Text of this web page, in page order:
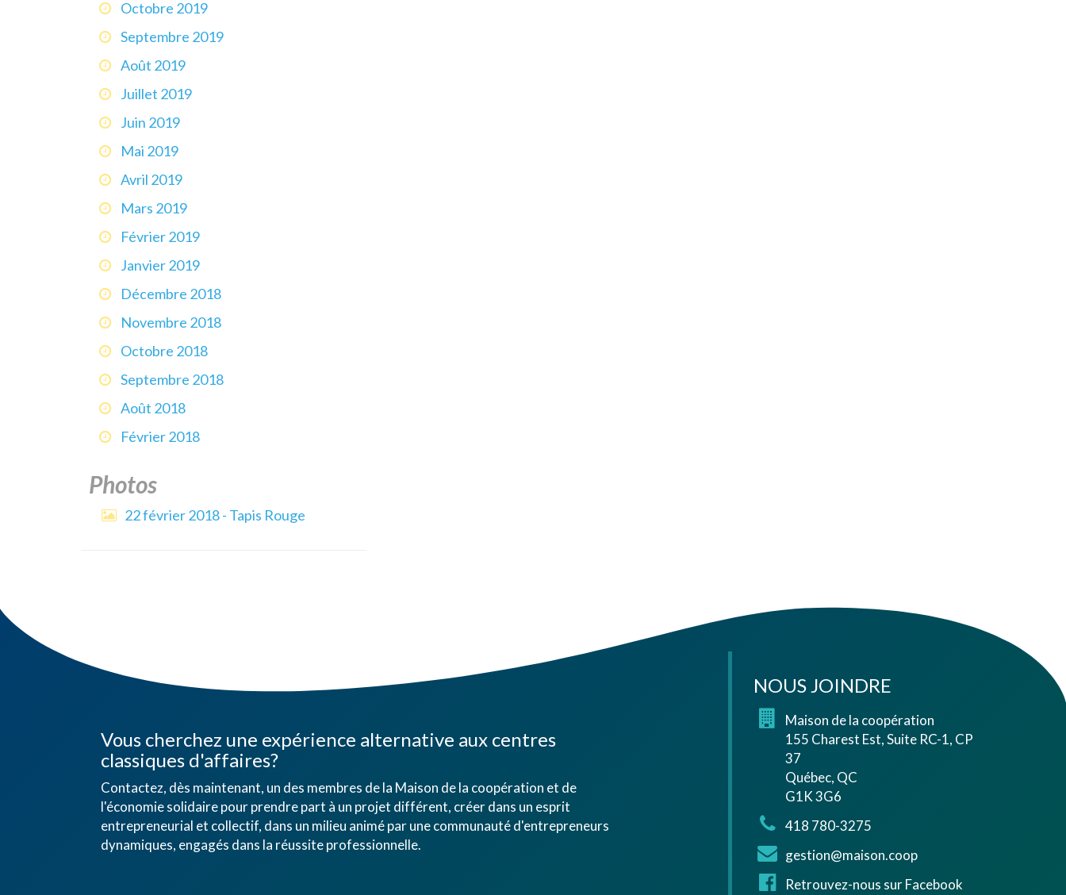
Octobre 2019
Septembre 2019
Août 2019
Juillet 2019
Juin 2019
Mai 2019
Avril 2019
Mars 2019
Février 2019
Janvier 2019
Décembre 2018
Novembre 2018
Octobre 2018
Septembre 2018
Août 2018
Février 2018
Photos
22 février 2018 - Tapis Rouge
Vous cherchez une expérience alternative aux centres
classiques d'affaires?
Contactez, dès maintenant, un des membres de la Maison de la coopération et de
l'économie solidaire pour prendre part à un projet différent, créer dans un esprit
entrepreneurial et collectif, dans un milieu animé par une communauté d'entrepreneurs
dynamiques, engagés dans la réussite professionnelle.
NOUS JOINDRE
Maison de la coopération
155 Charest Est, Suite RC-1, CP
37
Québec, QC
G1K 3G6
418 780-3275
gestion@maison.coop
Retrouvez-nous sur Facebook